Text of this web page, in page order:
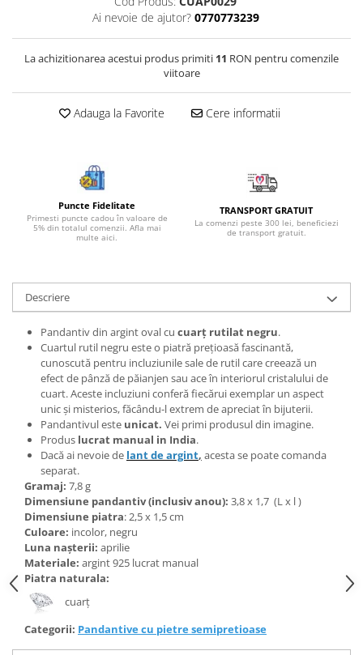
Bijuterii opal
Bijuterii peridot
Bijuterii perle
Bijuterii piatra lunii
Bijuterii rodocrozit
Bijuterii rubin
Bijuterii safir
Bijuterii sidef si abalone
Bijuterii sodalit
Bijuterii spinel
Bijuterii tanzanit
Bijuterii topaz
Bijuterii turcoaz
Bijuterii turmaline
Bijuterii morganit
Ai nevoie de ajutor? 0770773239
La achizitionarea acestui produs primiti 11 RON pentru comenzile
viitoare
Adauga la Favorite Cere informatii
Puncte Fidelitate
Primesti puncte cadou în valoare de
5% din totalul comenzii. Afla mai
multe aici.
TRANSPORT GRATUIT
La comenzi peste 300 lei, beneficiezi
de transport gratuit.
Descriere
Pandantiv din argint oval cu cuarț rutilat negru.
Cuartul rutil negru este o piatră prețioasă fascinantă,
cunoscută pentru incluziunile sale de rutil care creează un
efect de pânză de păianjen sau ace în interiorul cristalului de
cuart. Aceste incluziuni conferă fiecărui exemplar un aspect
unic și misterios, făcându-l extrem de apreciat în bijuterii.
Pandantivul este unicat. Vei primi produsul din imagine.
Produs lucrat manual in India.
Dacă ai nevoie de lant de argint, acesta se poate comanda
separat.
Gramaj: 7,8 g
Dimensiune pandantiv (inclusiv anou): 3,8 x 1,7 (L x l )
Dimensiune piatra: 2,5 x 1,5 cm
Culoare: incolor, negru
Luna nașterii: aprilie
Materiale: argint 925 lucrat manual
Piatra naturala:
cuarț
Categorii: Pandantive cu pietre semipretioase